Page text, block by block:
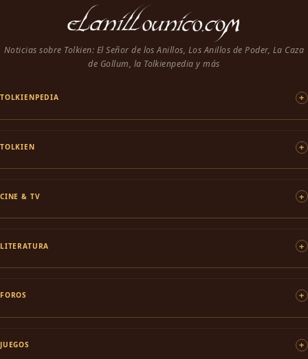
Noticias sobre Tolkien: El Señor de los Anillos, Los Anillos de Poder, La Caza
de Gollum, la Tolkienpedia y más
TOLKIENPEDIA
TOLKIEN
CINE & TV
LITERATURA
FOROS
JUEGOS